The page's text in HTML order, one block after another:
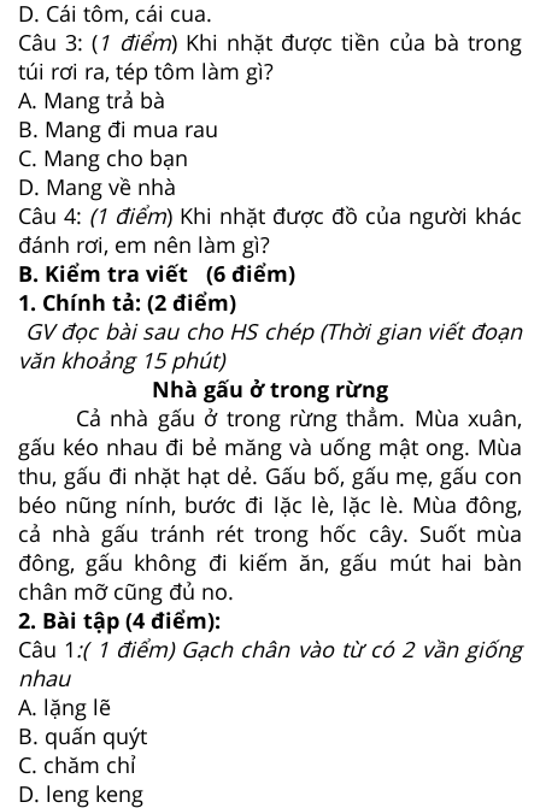
D. Cái tôm, cái cua.
Câu 3: (1 điểm) Khi nhặt được tiền của bà trong
túi rơi ra, tép tôm làm gì?
A. Mang trả bà
B. Mang đi mua rau
C. Mang cho bạn
D. Mang về nhà
Câu 4: (1 điểm) Khi nhặt được đồ của người khác
đánh rơi, em nên làm gì?
B. Kiểm tra viết (6 điểm)
1. Chính tả: (2 điểm)
GV đọc bài sau cho HS chép (Thời gian viết đoạn
văn khoảng 15 phút)
Nhà gấu ở trong rừng
Cả nhà gấu ở trong rừng thẳm. Mùa xuân,
gấu kéo nhau đi bẻ măng và uống mật ong. Mùa
thu, gấu đi nhặt hạt dẻ. Gấu bố, gấu mẹ, gấu con
béo nũng nính, bước đi lặc lè, lặc lè. Mùa đông,
cả nhà gấu tránh rét trong hốc cây. Suốt mùa
đông, gấu không đi kiếm ăn, gấu mút hai bàn
chân mỡ cũng đủ no.
2. Bài tập (4 điểm):
Câu 1:( 1 điểm) Gạch chân vào từ có 2 vần giống
nhau
A. lặng lẽ
B. quấn quýt
C. chăm chỉ
D. leng keng